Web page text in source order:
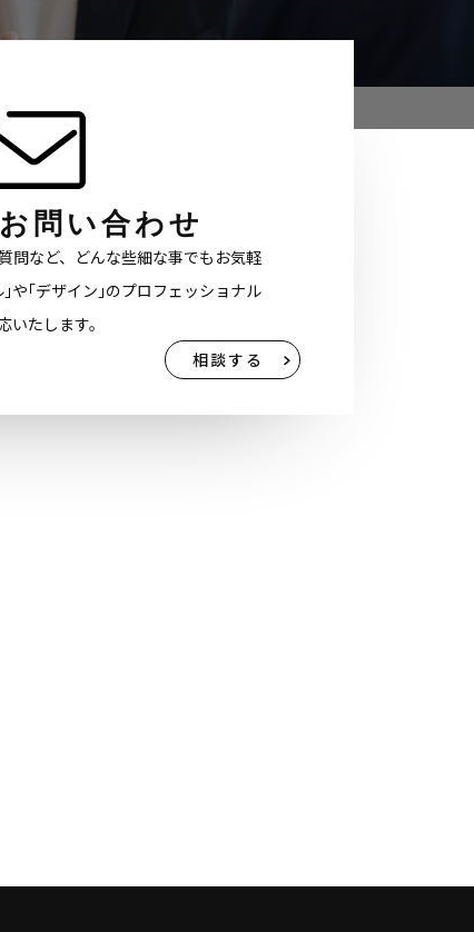
問い合わせ
問など、どんな些細な事でもお気軽
や｢デザイン｣のプロフェッショナル
たします。
相談する